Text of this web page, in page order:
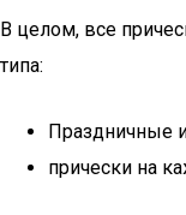
В целом, все
типа:
Праздничные
прически на